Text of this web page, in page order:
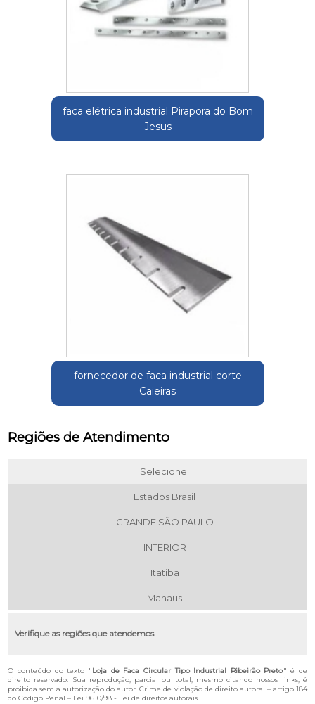
faca elétrica industrial Pirapora do Bom
Jesus
fornecedor de faca industrial corte
Caieiras
Regiões de Atendimento
Selecione:
Estados Brasil
GRANDE SÃO PAULO
INTERIOR
Itatiba
Manaus
Verifique as regiões que atendemos
O conteúdo do texto "Loja de Faca Circular Tipo Industrial Ribeirão Preto" é de
direito reservado. Sua reprodução, parcial ou total, mesmo citando nossos links, é
proibida sem a autorização do autor. Crime de violação de direito autoral – artigo 184
do Código Penal – Lei 9610/98 - Lei de direitos autorais.